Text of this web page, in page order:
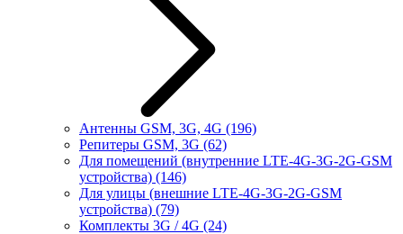
Антенны GSM, 3G, 4G (196)
Репитеры GSM, 3G (62)
Для помещений (внутренние LTE-4G-3G-2G-GSM
устройства) (146)
Для улицы (внешние LTE-4G-3G-2G-GSM
устройства) (79)
Комплекты 3G / 4G (24)